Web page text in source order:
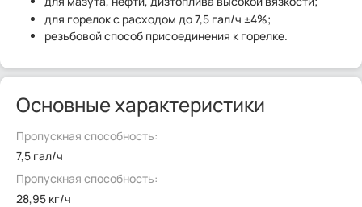
для горелок с расходом до 7,5 гал/ч ±4%;
резьбовой способ присоединения к горелке.
Основные характеристики
Пропускная способность:
7,5 гал/ч
Пропускная способность:
28,95 кг/ч